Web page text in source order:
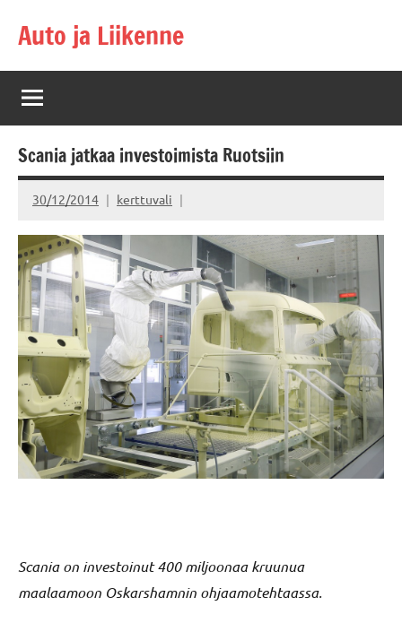
Auto ja Liikenne
Scania jatkaa investoimista Ruotsiin
30/12/2014 kerttuvali
Scania on investoinut 400 miljoonaa kruunua
maalaamoon Oskarshamnin ohjaamotehtaassa.